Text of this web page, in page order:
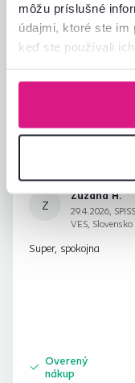
môžu príslušné
údajmi, ktoré ste im
keď ste používali ich
Hodnotenia
4,3
Z
Zuzana H.
29.4.2026,
VES, Slovensko
Super, spokojna
Overený
nákup